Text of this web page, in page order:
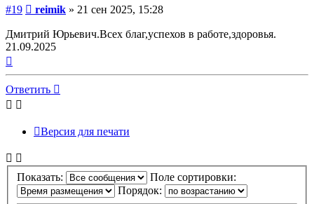
#19 Сообщение
reimik » 21 сен 2025, 15:28
Дмитрий Юрьевич.Всех благ,успехов в работе,здоровья.
21.09.2025
началу
Ответить
Версия для печати
Показать:
Поле сортировки:
Порядок: